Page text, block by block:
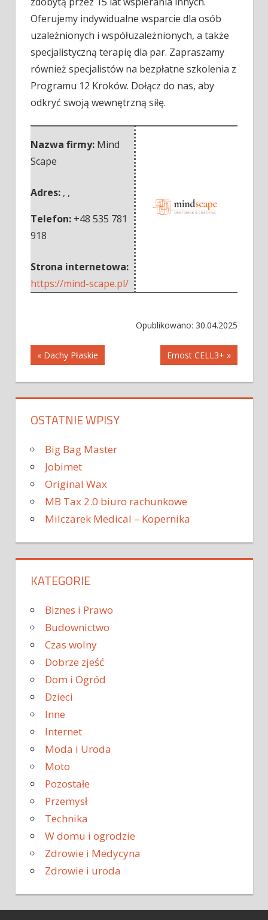
Oferujemy indywidualne wsparcie dla osób
uzależnionych i współuzależnionych, a także
specjalistyczną terapię dla par. Zapraszamy
również specjalistów na bezpłatne szkolenia z
Programu 12 Kroków. Dołącz do nas, aby
odkryć swoją wewnętrzną siłę.
Nazwa firmy: Mind
Scape
Adres: , ,
Telefon: +48 535 781
918
Strona internetowa:
https://mind-scape.pl/
Opublikowano: 30.04.2025
Nawigacja
wpisu
« Dachy Płaskie Emost CELL3+ »
OSTATNIE WPISY
Big Bag Master
Jobimet
Original Wax
MB Tax 2.0 biuro rachunkowe
Milczarek Medical – Kopernika
KATEGORIE
Biznes i Prawo
Budownictwo
Czas wolny
Dobrze zjeść
Dom i Ogród
Dzieci
Inne
Internet
Moda i Uroda
Moto
Pozostałe
Przemysł
Technika
W domu i ogrodzie
Zdrowie i Medycyna
Zdrowie i uroda